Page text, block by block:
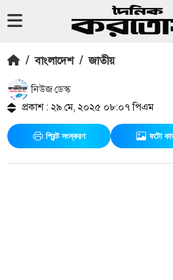
/ বাংলাদেশ / জাতীয়
নিউজ ডেস্ক
প্রকাশ : ২৯ মে, ২০২৫ ০৮:০৭ পিএম
প্রিন্ট সংস্করণ ফটো